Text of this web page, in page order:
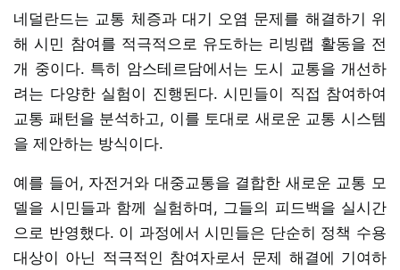
네덜란드는 교통 체증과 대기 오염 문제를 해결하기 위
해 시민 참여를 적극적으로 유도하는 리빙랩 활동을 전
개 중이다. 특히 암스테르담에서는 도시 교통을 개선하
려는 다양한 실험이 진행된다. 시민들이 직접 참여하여
교통 패턴을 분석하고, 이를 토대로 새로운 교통 시스템
을 제안하는 방식이다.
예를 들어, 자전거와 대중교통을 결합한 새로운 교통 모
델을 시민들과 함께 실험하며, 그들의 피드백을 실시간
으로 반영했다. 이 과정에서 시민들은 단순히 정책 수용
대상이 아닌 적극적인 참여자로서 문제 해결에 기여하